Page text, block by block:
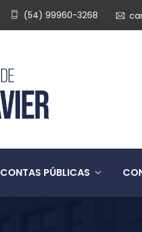
(54) 99960-3268
CONTAS PÚBLICAS